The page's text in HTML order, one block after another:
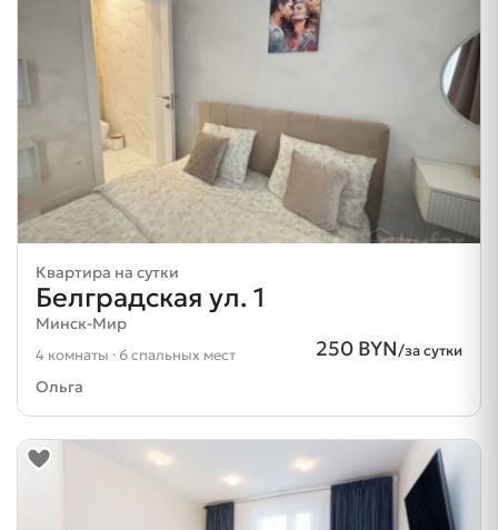
Квартира на сутки
Белградская ул. 1
Минск-Мир
250 BYN/за сутки
4 комнаты · 6 спальных мест
Ольга